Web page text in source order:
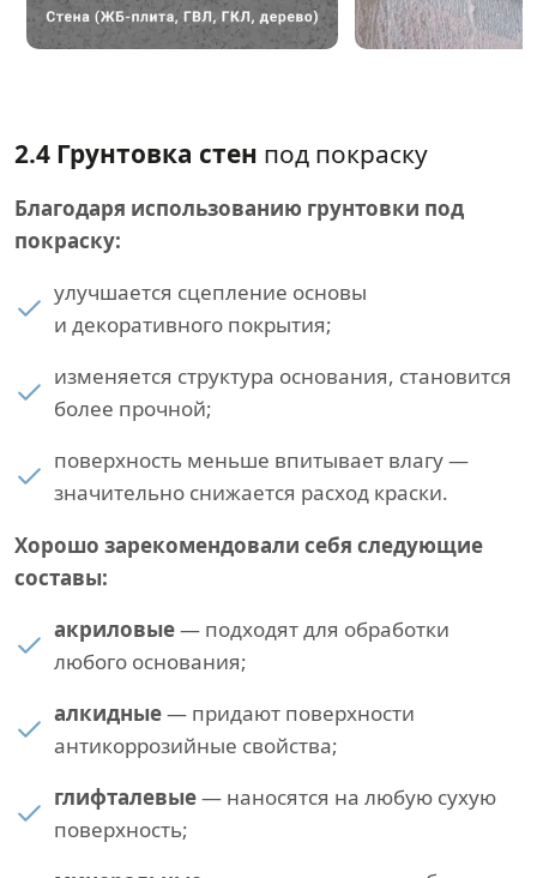
2.4 Грунтовка стен под покраску
Благодаря использованию грунтовки под
покраску:
улучшается сцепление основы
и декоративного покрытия;
изменяется структура основания, становится
более прочной;
поверхность меньше впитывает влагу —
значительно снижается расход краски.
Хорошо зарекомендовали себя следующие
составы:
акриловые— подходят для обработки
любого основания;
алкидные— придают поверхности
антикоррозийные свойства;
глифталевые— наносятся на любую сухую
поверхность;